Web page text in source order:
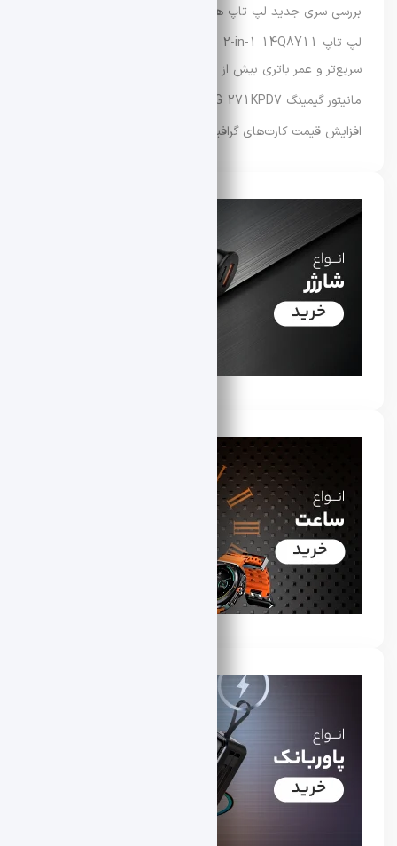
بررسی سری جدید لپ‌ تاپ‌ های Dynabook XP9، X9 و G9
سریع‌تر و عمر باتری بیش از ۳۳ ساعت عرضه شد
مانیتور گیمینگ MSI MAG 271KPD7 معرفی شد
افزایش قیمت کارت‌های گرافیک سری RTX 50 ایسوس